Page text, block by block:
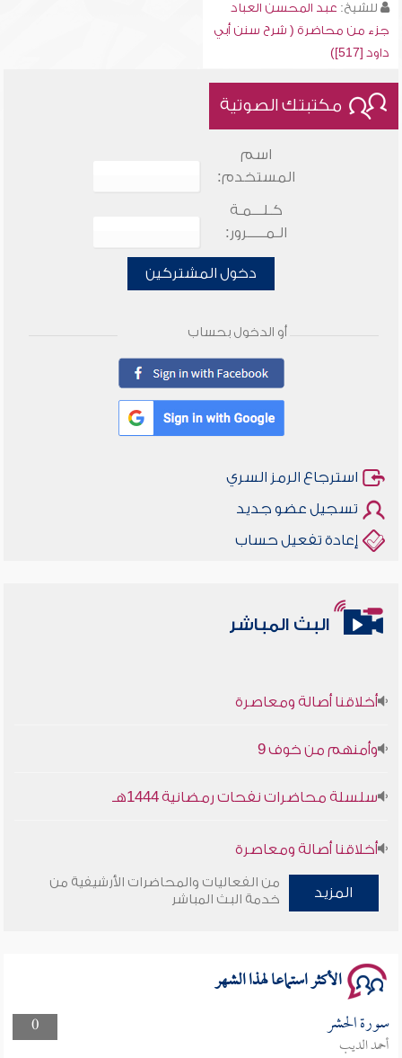
للشيخ: عبد المحسن العباد
جزء من محاضرة ( شرح سنن أبي
داود [517])
مكتبتك الصوتية
اسم
المستخدم:
كـلـــمـة
الـمـــــرور:
دخول المشتركين
أو الدخول بحساب
استرجاع الرمز السري
تسجيل عضو جديد
إعادة تفعيل حساب
البث المباشر
أخلاقنا أصالة ومعاصرة
وأمنهم من خوف 9
سلسلة محاضرات نفحات رمضانية 1444هـ
أخلاقنا أصالة ومعاصرة
وأمنهم من خوف 9
المزيد
من الفعاليات والمحاضرات الأرشيفية من
خدمة البث المباشر
الأكثر استماعا لهذا الشهر
0 سورة الحشر
أحمد الديب